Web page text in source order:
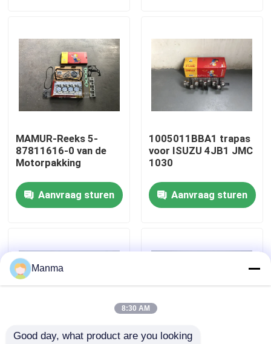
Ongeveer ons
Fabrieksreis
Kwaliteitscontrole
Contacteer ons
Vrachtwagen Autodeel
Isuzu Engine Parts
MAMUR-Reeks 5-
87811616-0 van de
Motorpakking
Aanvraag sturen
1005011BBA1 trapas
voor ISUZU 4JB1 JMC
1030
Aanvraag sturen
Manma
8:30 AM
Good day, what product are you looking